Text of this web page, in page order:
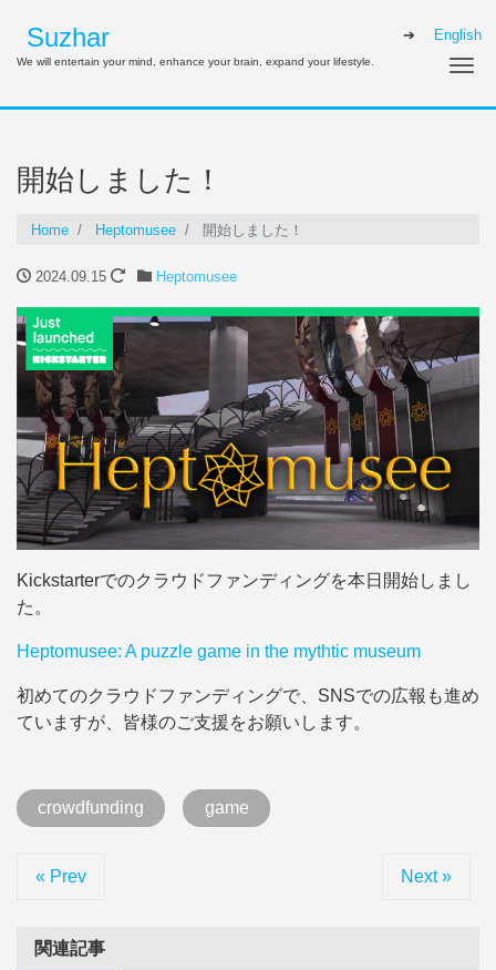
Suzhar English
We will entertain your mind, enhance your brain, expand your lifestyle.
開始しました！
Home Heptomusee 開始しました！
2024.09.15 Heptomusee
Kickstarterでのクラウドファンディングを本日開始しまし
た。
Heptomusee: A puzzle game in the mythtic museum
初めてのクラウドファンディングで、SNSでの広報も進め
ていますが、皆様のご支援をお願いします。
crowdfunding game
« Prev Next »
関連記事